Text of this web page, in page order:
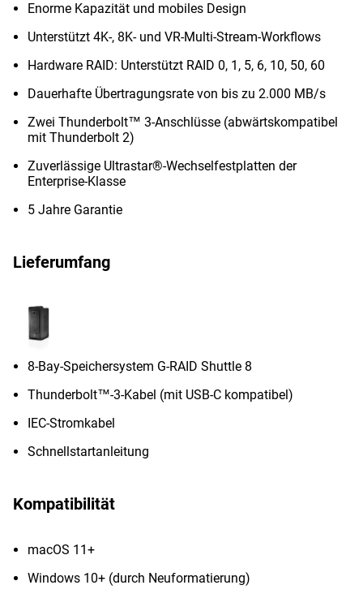
Enorme Kapazität und mobiles Design
Unterstützt 4K-, 8K- und VR-Multi-Stream-Workflows
Hardware RAID: Unterstützt RAID 0, 1, 5, 6, 10, 50, 60
Dauerhafte Übertragungsrate von bis zu 2.000 MB/s
Zwei Thunderbolt™ 3-Anschlüsse (abwärtskompatibel
mit Thunderbolt 2)
Zuverlässige Ultrastar®-Wechselfestplatten der
Enterprise-Klasse
5 Jahre Garantie
Lieferumfang
8-Bay-Speichersystem G-RAID Shuttle 8
Thunderbolt™-3-Kabel (mit USB-C kompatibel)
IEC-Stromkabel
Schnellstartanleitung
Kompatibilität
macOS 11+
Windows 10+ (durch Neuformatierung)